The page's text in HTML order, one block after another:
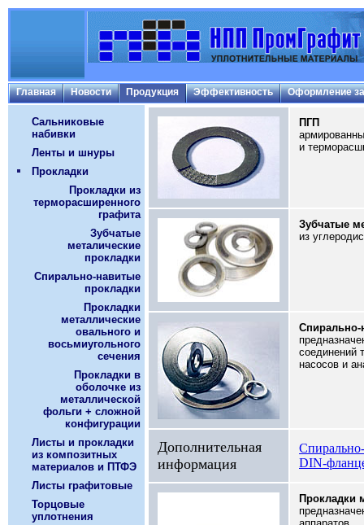
Главная Новости Продукция Эффективность Оформление
Сальниковые
набивки
Ленты и шнуры
Прокладки
Прокладки из
терморасширенного
графита
Зубчатые
металические
прокладки
Спирально-навитые
прокладки
Прокладки
металлические
овального и
восьмиугольного
сечения
Прокладки в
оболочке из
металлической
фольги + сложной
конфигурации
Листы и прокладки
из композитных
материалов и ПТФЭ
Листы графитовые
Торцовые
уплотнения
ПГП
и
Зубчатые
из
Спирально-
соединений
насосов и
Дополнительная
информация
DIN-
Прокладки